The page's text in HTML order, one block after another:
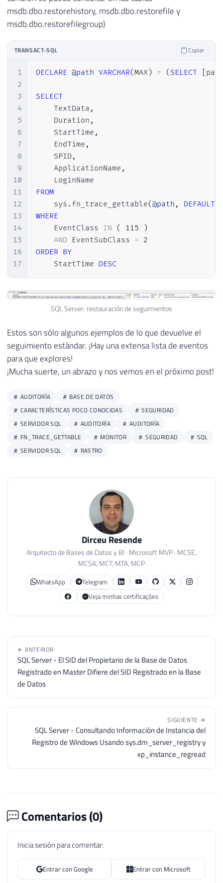
msdb.dbo.restorehistory, msdb.dbo.restorefile y
msdb.dbo.restorefilegroup)
TRANSACT-SQL Copiar
1
2
3
4
5
6
7
8
9
10
11
12
13
14
15
16
17
DECLARE @path VARCHAR(MAX) = ( SELECT
SELECT
    TextData
,
    Duration
,
    StartTime
,
    EndTime
,
    SPID
,
    ApplicationName
,
FROM
    sys
. fn_trace_gettable(@path , DEFAULT)
WHERE
    EventClass
IN ( 115
)
AND EventSubClass = 2
ORDER BY
    StartTime
DESC
SQL Server: restauración de seguimientos
Estos son sólo algunos ejemplos de lo que devuelve el
seguimiento estándar. ¡Hay una extensa lista de eventos
para que explores!
¡Mucha suerte, un abrazo y nos vemos en el próximo post!
AUDITORÍA
BASE DE DATOS
CARACTERÍSTICAS POCO CONOCIDAS
SEGURIDAD
SERVIDOR SQL
AUDITORÍA
AUDITORÍA
FN_TRACE_GETTABLE
MONITOR SEGURIDAD
SQL
SERVIDOR SQL
RASTRO
Dirceu Resende
Arquitecto de Bases de Datos y BI · Microsoft MVP · MCSE,
MCSA, MCT, MTA, MCP
WhatsApp
Telegram
Veja minhas certificações
← ANTERIOR
SQL Server - El SID del Propietario de la Base de Datos
Registrado en Master Difiere del SID Registrado en la Base
de Datos
SIGUIENTE →
SQL Server - Consultando Información de Instancia del
Registro de Windows Usando sys.dm_server_registry y
xp_instance_regread
Comentarios (0)
Inicia sesión para comentar:
Entrar con Google Entrar con Microsoft